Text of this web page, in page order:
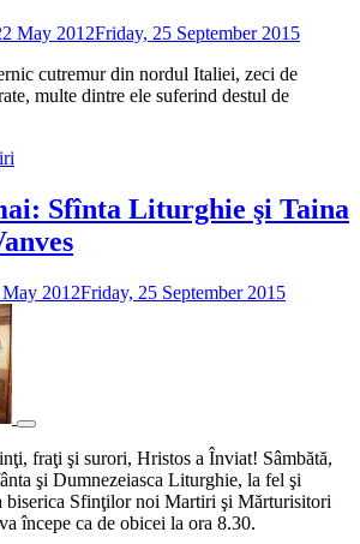
May 2012Friday, 25 September 2015
cutremur din nordul Italiei, zeci de
multe dintre ele suferind destul de
Sfînta Liturghie şi Taina
2012Friday, 25 September 2015
fraţi şi surori, Hristos a Înviat! Sâmbătă,
şi Dumnezeiasca Liturghie, la fel şi
biserica Sfinţilor noi Martiri şi Mărturisitori
începe ca de obicei la ora 8.30.